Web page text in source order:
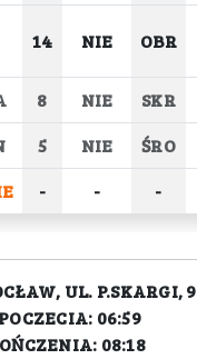
14 NIE OBR
8 NIE SKR
5 NIE ŚRO
- - -
UL. P.SKARGI,
06:59
08:18